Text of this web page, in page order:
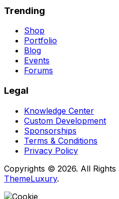
Trending
Shop
Portfolio
Blog
Events
Forums
Legal
Knowledge Center
Custom Development
Sponsorships
Terms & Conditions
Privacy Policy
Copyrights © 2026. All Rights
ThemeLuxury.